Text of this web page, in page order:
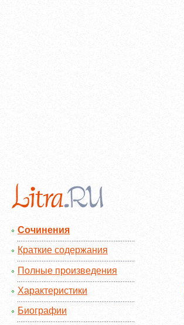
Сочинения
Краткие содержания
Полные произведения
Характеристики
Биографии